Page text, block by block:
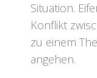
Situation.
Konflikt
zu einem
angehen.